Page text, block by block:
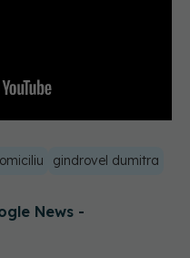
gindrovel dumitra
News -